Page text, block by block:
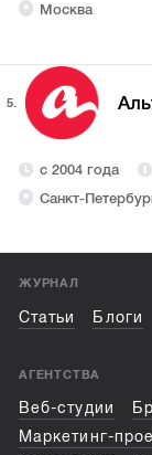
Москва
5.
с 2004 года
Санкт-
ЖУРНАЛ
Статьи Блоги
АГЕНТСТВА
Веб-студии
Маркетинг-